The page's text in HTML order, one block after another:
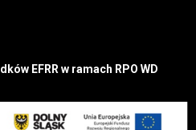
EFRR w ramach RPO WD